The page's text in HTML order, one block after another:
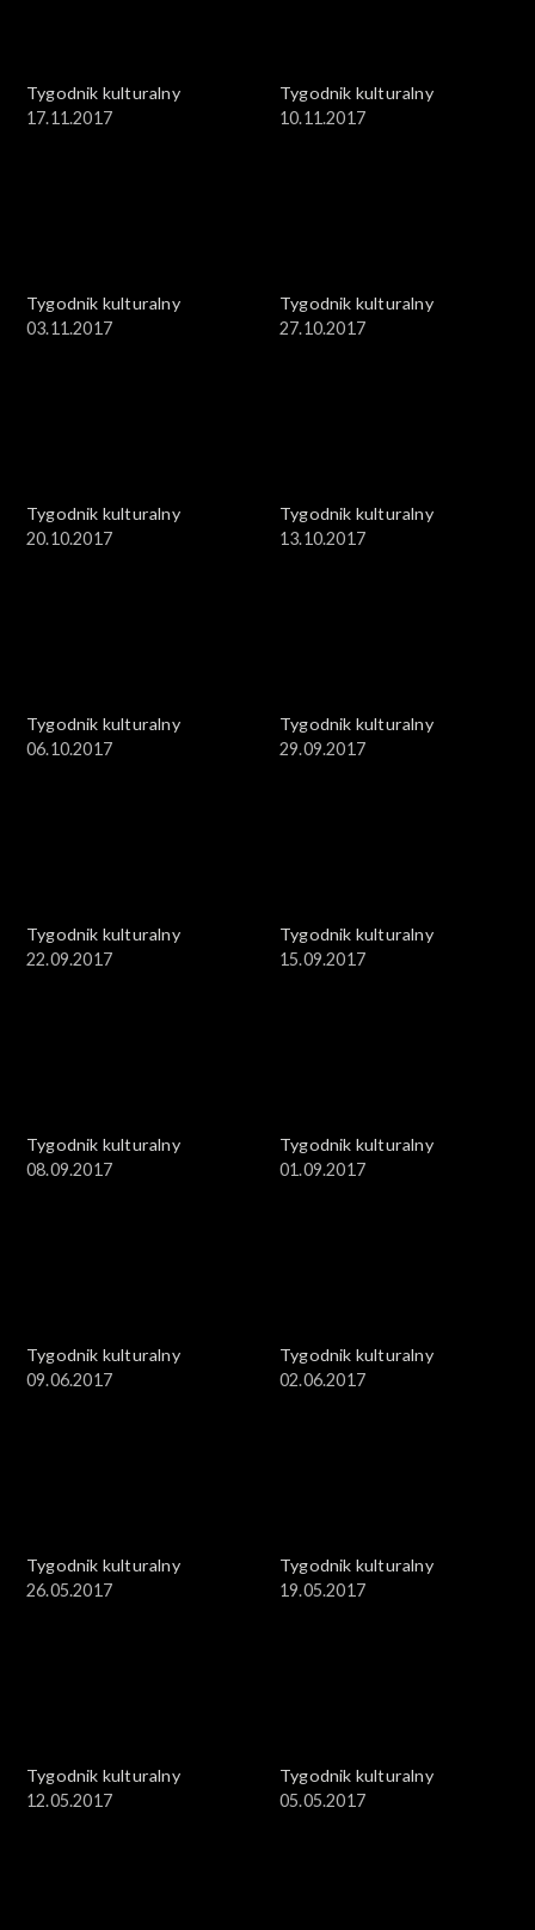
Tygodnik kulturalny
17.11.2017
Tygodnik kulturalny
10.11.2017
Tygodnik kulturalny
03.11.2017
Tygodnik kulturalny
27.10.2017
Tygodnik kulturalny
20.10.2017
Tygodnik kulturalny
13.10.2017
Tygodnik kulturalny
06.10.2017
Tygodnik kulturalny
29.09.2017
Tygodnik kulturalny
22.09.2017
Tygodnik kulturalny
15.09.2017
Tygodnik kulturalny
08.09.2017
Tygodnik kulturalny
01.09.2017
Tygodnik kulturalny
09.06.2017
Tygodnik kulturalny
02.06.2017
Tygodnik kulturalny
26.05.2017
Tygodnik kulturalny
19.05.2017
Tygodnik kulturalny
12.05.2017
Tygodnik kulturalny
05.05.2017